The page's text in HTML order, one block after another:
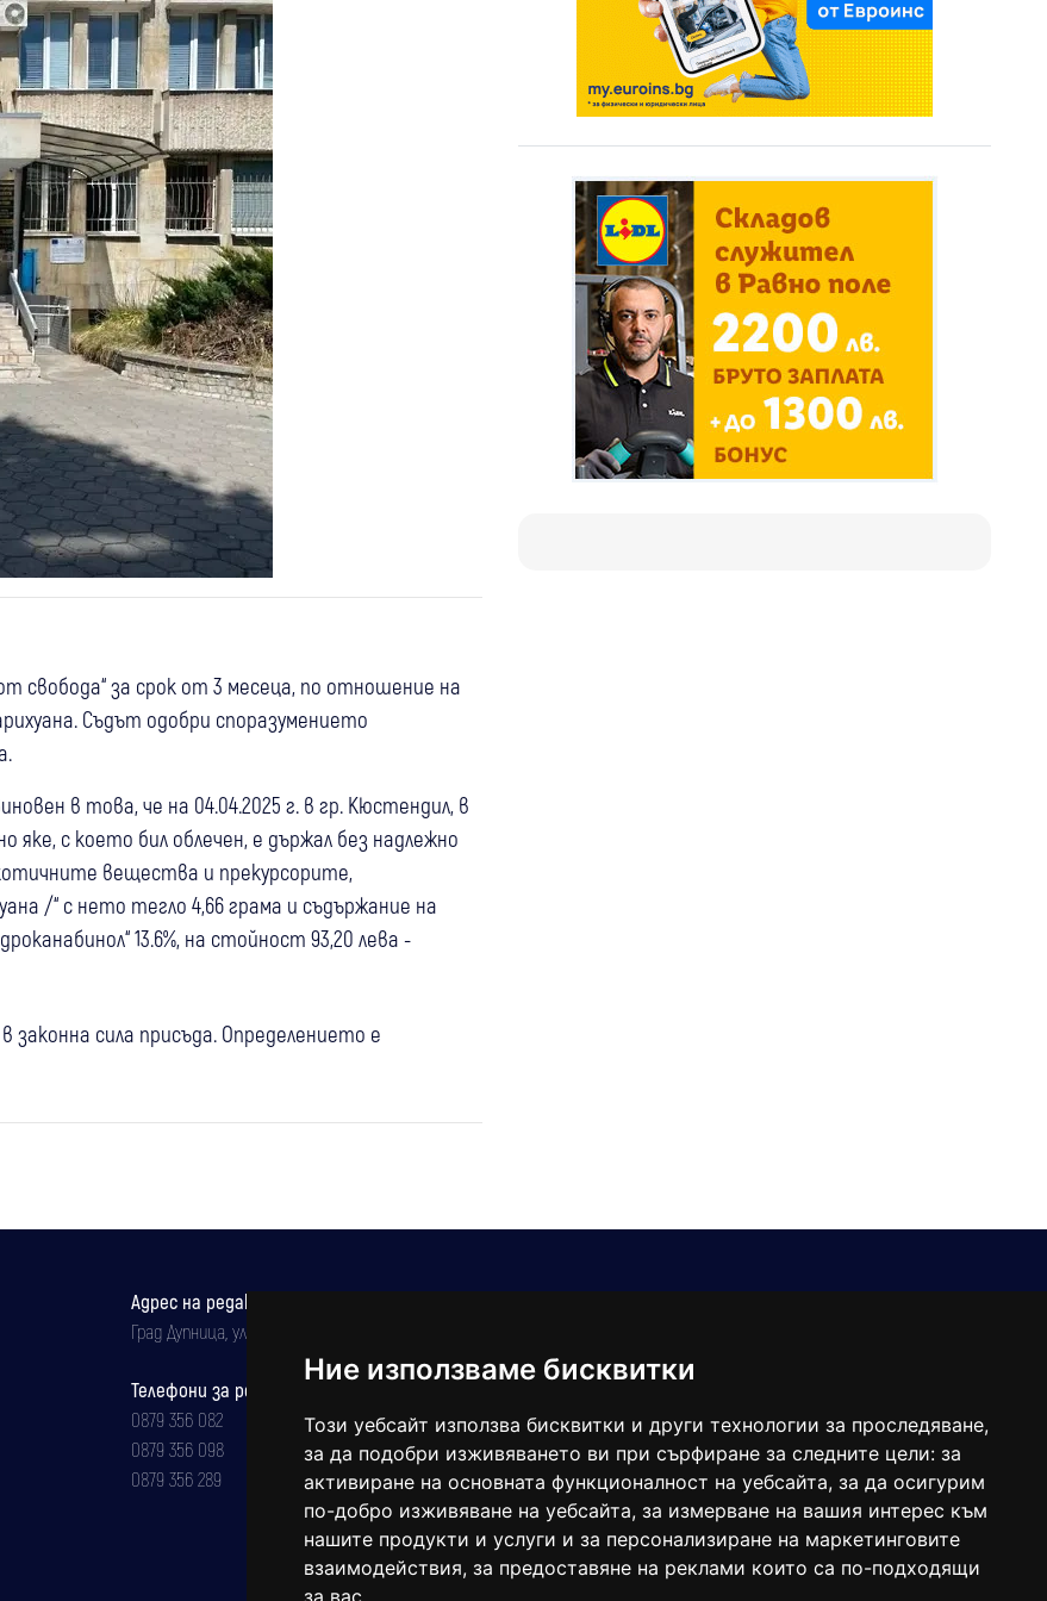
Ние използваме бисквитки
Този уебсайт използва бисквитки и други технологии за проследяване,
за да подобри изживяването ви при сърфиране за следните цели: за
активиране на основната функционалност на уебсайта, за да осигурим
по-добро изживяване на уебсайта, за измерване на вашия интерес към
нашите продукти и услуги и за персонализиране на маркетинговите
взаимодействия, за предоставяне на реклами които са по-подходящи
за вас
свобода“ за срок от 3 месеца, по отношение на
Съдът одобри споразумението
в това, че на 04.04.2025 г. в гр. Кюстендил, в
с което бил облечен, е държал без надлежно
вещества и прекурсорите,
/“ с нето тегло 4,66 грама и съдържание на
13.6%, на стойност 93,20 лева -
законна сила присъда. Определението е
Адрес на редакцията
Град Дупница, ул.''Христо Ботев" 43
Телефони за реклама и абонаменти
0879 356 082
0879 356 098
0879 356 289
balgarkanews@gmail.com